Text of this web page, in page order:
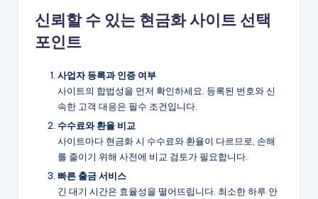
신뢰할 수 있는 현금화 사이트 선택
포인트
사업자 등록과 인증 여부
사이트의 합법성을 먼저 확인하세요. 등록된 번호와 신
속한 고객 대응은 필수 조건입니다.
수수료와 환율 비교
사이트마다 현금화 시 수수료와 환율이 다르므로, 손해
를 줄이기 위해 사전에 비교 검토가 필요합니다.
빠른 출금 서비스
긴 대기 시간은 효율성을 떨어뜨립니다. 최소한 하루 안